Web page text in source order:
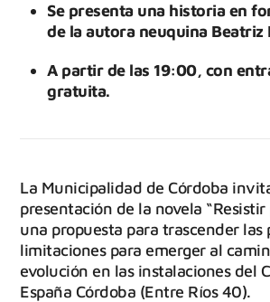
Se presenta una historia en
de la autora neuquina Beatriz
A partir de las 19:00, con
gratuita.
La Municipalidad de Córdoba
presentación de la novela “Resistir
una propuesta para trascender las
limitaciones para emerger al
evolución en las instalaciones del
España Córdoba (Entre Ríos 40).